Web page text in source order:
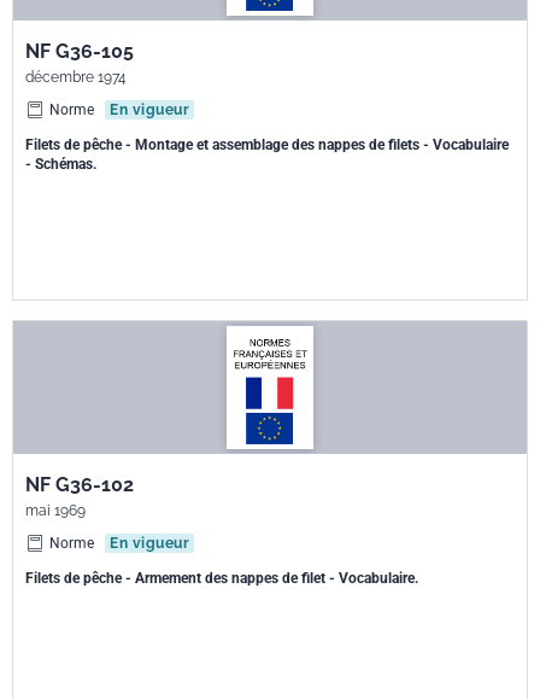
NF G36-105
décembre 1974
Norme
En vigueur
Filets de pêche - Montage et assemblage des nappes de filets - Vocabulaire
- Schémas.
NF G36-102
mai 1969
Norme
En vigueur
Filets de pêche - Armement des nappes de filet - Vocabulaire.